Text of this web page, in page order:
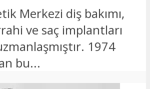
Merkezi diş bakımı,
ve saç implantları
1974
bu...